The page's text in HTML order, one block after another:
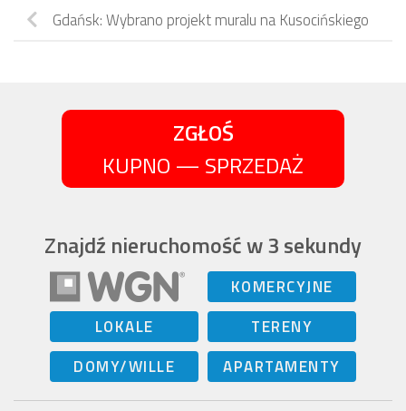
Gdańsk: Wybrano projekt muralu na Kusocińskiego
ZGŁOŚ
KUPNO — SPRZEDAŻ
Znajdź nieruchomość w 3 sekundy
KOMERCYJNE
LOKALE
TERENY
DOMY/WILLE
APARTAMENTY